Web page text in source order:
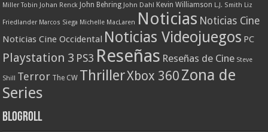
Miller Tobin Johan Renck John Behring John Dahl Kevin Williamson L.J. Smith Liz
Friedlander Marcos Siega Michelle MacLaren Noticias Noticias Cine
Noticias Cine Occidental Noticias Videojuegos PC
Playstation 3 PS3 Reseñas Reseñas de Cine Steve
Shill Terror The CW ThrillerXbox 360 Zona de
Series
Blogroll